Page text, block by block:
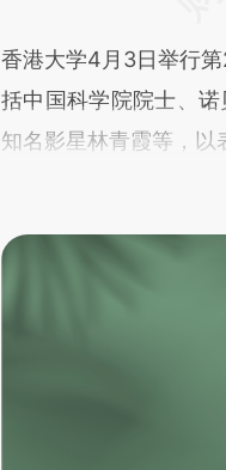
香港大学4月3日举行
括中国科学院院士、
知名影星林青霞等，以